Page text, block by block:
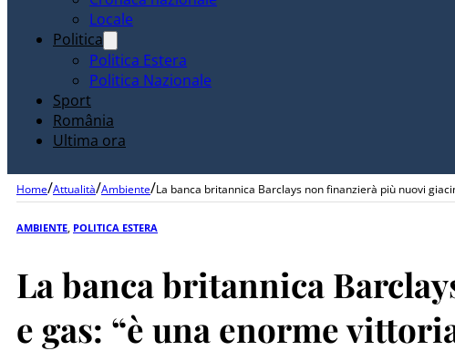
Locale
Politica
Politica Estera
Politica Nazionale
Sport
România
Ultima ora
Home/Attualità/Ambiente/La banca britannica Barclays non finanzierà più nuovi
AMBIENTE POLITICA ESTERA
La banca britannica
e gas: “è una enorme